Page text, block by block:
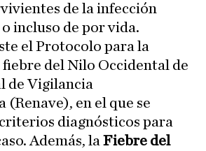
de la infección
incluso de por vida.
el Protocolo para la
del Nilo Occidental de
de Vigilancia
en el que se
diagnósticos para
Además, la Fiebre del